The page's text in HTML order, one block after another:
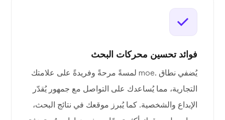
فوائد تحسين محركات البحث
يُضفي نطاق .moe لمسةً مرحةً وفريدةً على علامتك
التجارية، مما يُساعدك على التواصل مع جمهور يُقدّر
الإبداع والشخصية. كما يُبرز موقعك في نتائج البحث،